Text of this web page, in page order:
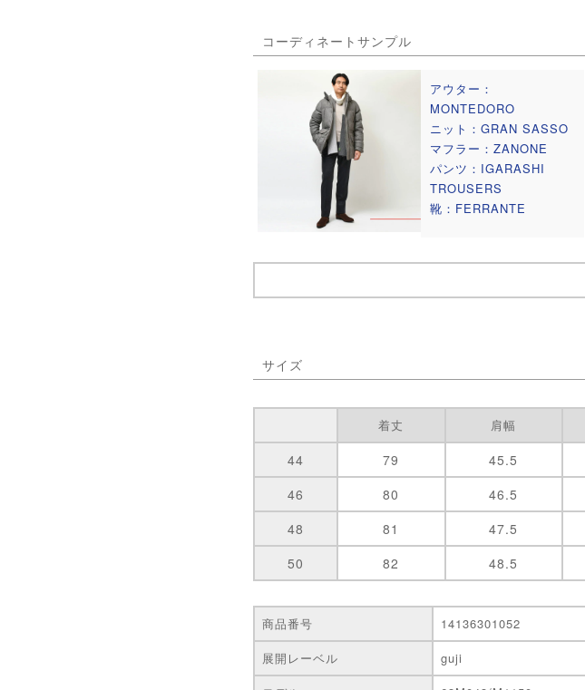
コーディネートサンプル
アウター：
MONTEDORO
ニット：GRAN SASSO
マフラー：ZANONE
パンツ：IGARASHI
TROUSERS
靴：FERRANTE
サイズ
着丈 肩幅
44 79 45.5
46
80 46.5
48
81 47.5
50
82 48.5
商品番号
14136301052
展開レーベル
guji